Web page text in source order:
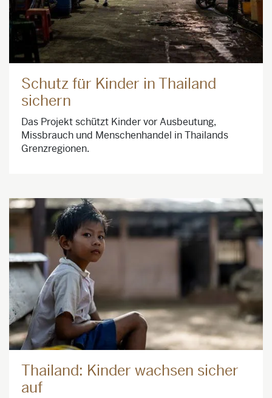
Schutz für Kinder in Thailand
sichern
Das Projekt schützt Kinder vor Ausbeutung,
Missbrauch und Menschenhandel in Thailands
Grenzregionen.
Thailand: Kinder wachsen sicher
auf